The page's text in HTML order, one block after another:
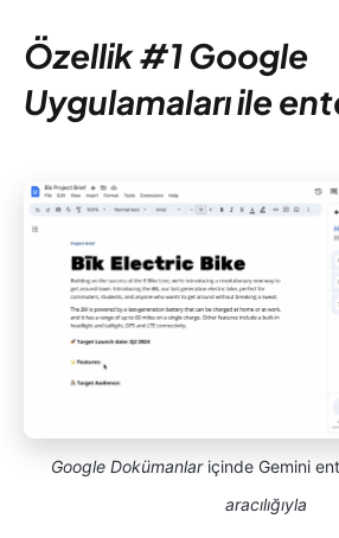
Özellik #1 Google
Uygulamaları ile
Google Dokümanlariçinde Gemini
aracılığıyla